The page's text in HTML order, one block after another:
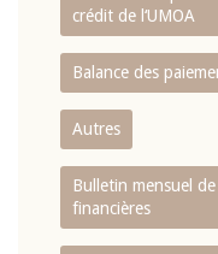
crédit de l‘UMOA
Balance des
Autres
Bulletin mensuel
financières